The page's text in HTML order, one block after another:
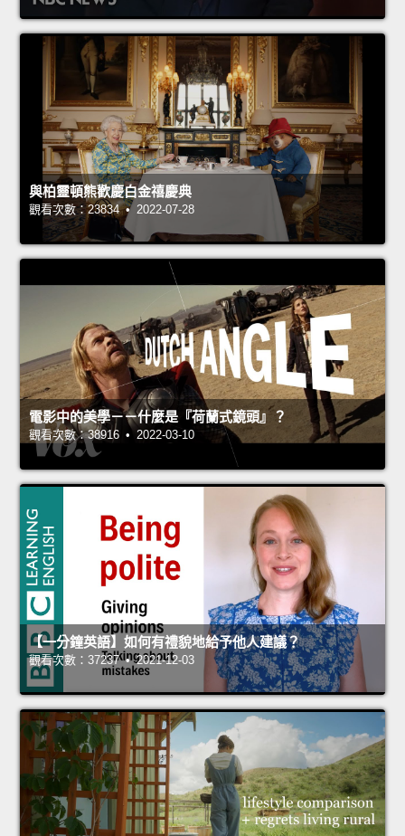
與柏靈頓熊歡慶白金禧慶典
觀看次數：23834 • 2022-07-28
電影中的美學－－什麼是『荷蘭式鏡頭』？
觀看次數：38916 • 2022-03-10
【一分鐘英語】如何有禮貌地給予他人建議？
觀看次數：37237 • 2021-12-03